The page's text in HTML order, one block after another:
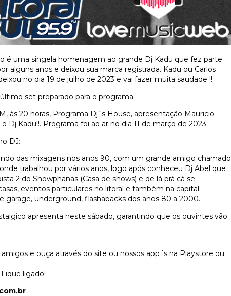
é uma singela homenagem ao grande Dj Kadu que fez parte
alguns anos e deixou sua marca registrada. Kadu ou Carlos
no dia 19 de julho de 2023 e vai fazer muita saudade !!
set preparado para o programa.
ás 20 horas, Programa Dj´s House, apresentação Mauricio
Dj Kadu!!. Programa foi ao ar no dia 11 de março de 2023.
DJ:
das mixagens nos anos 90, com um grande amigo chamado
trabalhou por vários anos, logo após conheceu Dj Abel que
2 do Showphanas (Casa de shows) e de lá prá cá se
eventos particulares no litoral e também na capital
garage, underground, flashabacks dos anos 80 a 2000.
apresenta neste sábado, garantindo que os ouvintes vão
e ouça através do site ou nossos app´s na Playstore ou
ligado!